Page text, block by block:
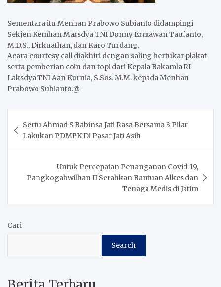
Sementara itu Menhan Prabowo Subianto didampingi
Sekjen Kemhan Marsdya TNI Donny Ermawan Taufanto,
M.D.S., Dirkuathan, dan Karo Turdang.
Acara courtesy call diakhiri dengan saling bertukar plakat
serta pemberian coin dan topi dari Kepala Bakamla RI
Laksdya TNI Aan Kurnia, S.Sos. M.M. kepada Menhan
Prabowo Subianto.@
navigation
Sertu Ahmad S Babinsa Jati Rasa Bersama 3 Pilar
Lakukan PDMPK Di Pasar Jati Asih
Untuk Percepatan Penanganan Covid-19,
Pangkogabwilhan II Serahkan Bantuan Alkes dan
Tenaga Medis di Jatim
Cari
Search